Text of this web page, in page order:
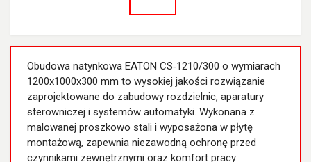
Obudowa natynkowa EATON CS‑1210/300 o wymiarach
1200x1000x300 mm to wysokiej jakości rozwiązanie
zaprojektowane do zabudowy rozdzielnic, aparatury
sterowniczej i systemów automatyki. Wykonana z
malowanej proszkowo stali i wyposażona w płytę
montażową, zapewnia niezawodną ochronę przed
czynnikami zewnętrznymi oraz komfort pracy